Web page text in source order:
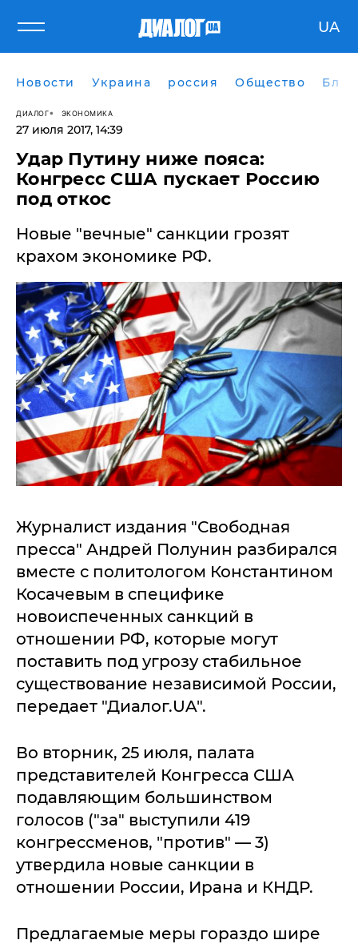
UA
Новости Украина россия Общество
ДИАЛОГ ЭКОНОМИКА
27 июля 2017, 14:39
Удар Путину ниже пояса:
Конгресс США пускает Россию
под откос
Новые "вечные" санкции грозят
крахом экономике РФ.
Журналист издания "Свободная
пресса" Андрей Полунин разбирался
вместе с политологом Константином
Косачевым в специфике
новоиспеченных санкций в
отношении РФ, которые могут
поставить под угрозу стабильное
существование независимой России,
передает "Диалог.UA".
Во вторник, 25 июля, палата
представителей Конгресса США
подавляющим большинством
голосов ("за" выступили 419
конгрессменов, "против" — 3)
утвердила новые санкции в
отношении России, Ирана и КНДР.
Предлагаемые меры гораздо шире